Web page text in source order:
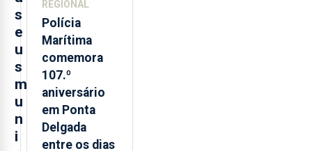
s
e
u
s
m
u
n
i
REGIONAL
Polícia
Marítima
comemora
107.º
aniversário
em Ponta
Delgada
entre os dias